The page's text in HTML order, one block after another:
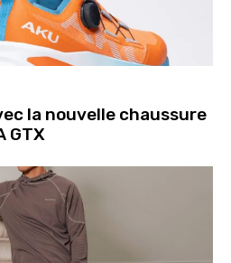
la nouvelle chaussure
GTX